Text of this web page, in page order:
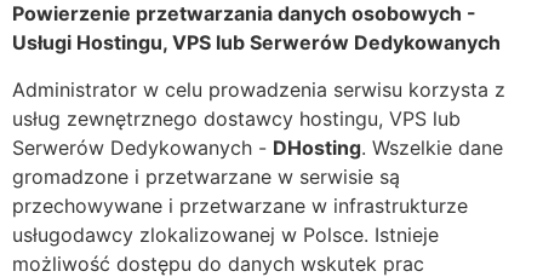
Powierzenie przetwarzania danych osobowych -
Usługi Hostingu, VPS lub Serwerów Dedykowanych
Administrator w celu prowadzenia serwisu korzysta z
usług zewnętrznego dostawcy hostingu, VPS lub
Serwerów Dedykowanych - DHosting. Wszelkie dane
gromadzone i przetwarzane w serwisie są
przechowywane i przetwarzane w infrastrukturze
usługodawcy zlokalizowanej w Polsce. Istnieje
możliwość dostępu do danych wskutek prac